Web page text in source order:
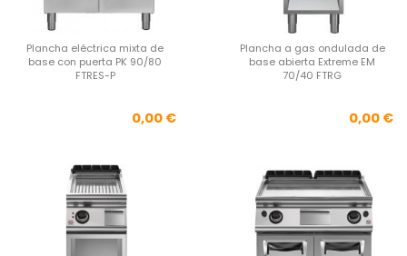
Plancha eléctrica mixta de
base con puerta PK 90/80
FTRES-P
Precio
0,00 €
Plancha a gas ondulada de
base abierta Extreme EM
70/40 FTRG
0,00 €